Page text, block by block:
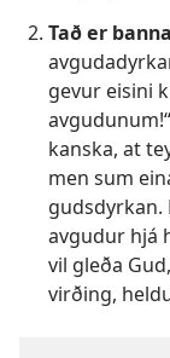
Tað er
gevur eisini
kanska, at
men sum
gudsdyrkan.
avgudur hjá
vil gleða
virðing,